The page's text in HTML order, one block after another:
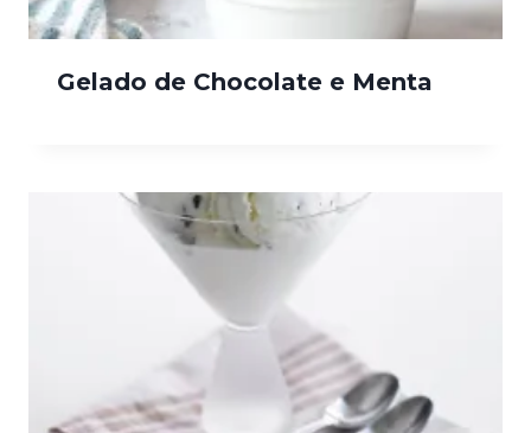
Gelado de Chocolate e Menta